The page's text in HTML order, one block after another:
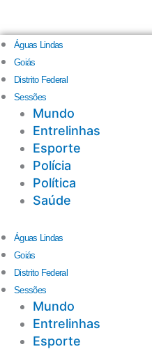
Águas Lindas
Goiás
Distrito Federal
Sessões
Mundo
Entrelinhas
Esporte
Polícia
Política
Saúde
Águas Lindas
Goiás
Distrito Federal
Sessões
Mundo
Entrelinhas
Esporte